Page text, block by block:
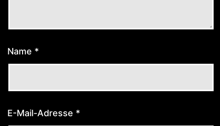
Name *
E-Mail-Adresse *